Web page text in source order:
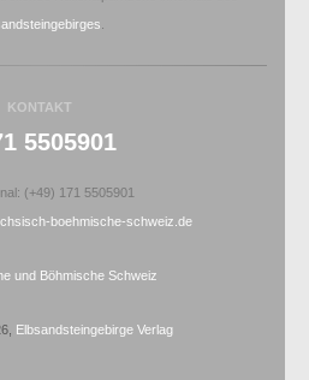
KONTAKT
5505901
(+49) 171 5505901
boehmische-schweiz.de
Elbsandsteingebirge Verlag